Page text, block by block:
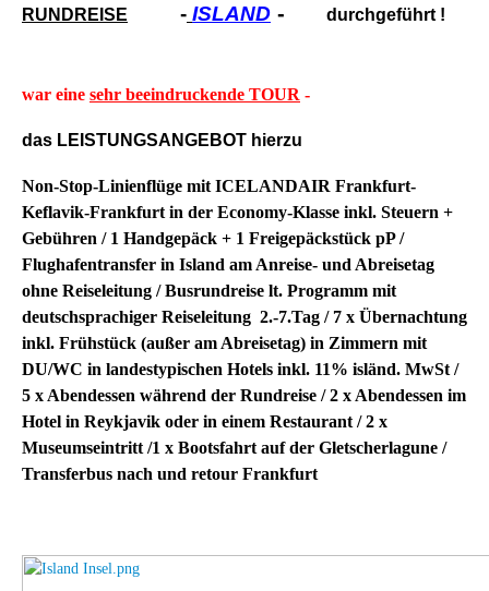
RUNDREISE - ISLAND - durchgeführt !
war eine sehr beeindruckende TOUR -
das LEISTUNGSANGEBOT hierzu
Non-Stop-Linienflüge mit ICELANDAIR Frankfurt-
Keflavik-Frankfurt in der Economy-Klasse inkl. Steuern +
Gebühren / 1 Handgepäck + 1 Freigepäckstück pP /
Flughafentransfer in Island am Anreise- und Abreisetag
ohne Reiseleitung / Busrundreise lt. Programm mit
deutschsprachiger Reiseleitung 2.-7.Tag / 7 x Übernachtung
inkl. Frühstück (außer am Abreisetag) in Zimmern mit
DU/WC in landestypischen Hotels inkl. 11% isländ. MwSt /
5 x Abendessen während der Rundreise / 2 x Abendessen im
Hotel in Reykjavik oder in einem Restaurant / 2 x
Museumseintritt /1 x Bootsfahrt auf der Gletscherlagune /
Transferbus nach und retour Frankfurt